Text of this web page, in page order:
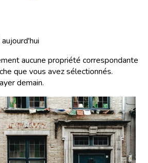
aucune propriété correspondante
que vous avez sélectionnés.
demain.